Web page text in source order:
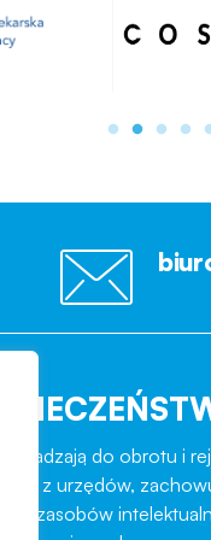
do obrotu i
z urzędów,
zasobów